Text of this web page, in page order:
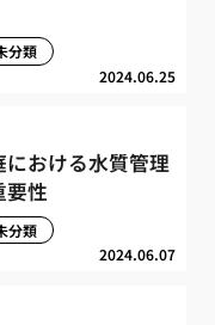
2024.06.25
分類
における水質管理
要性
2024.06.07
分類